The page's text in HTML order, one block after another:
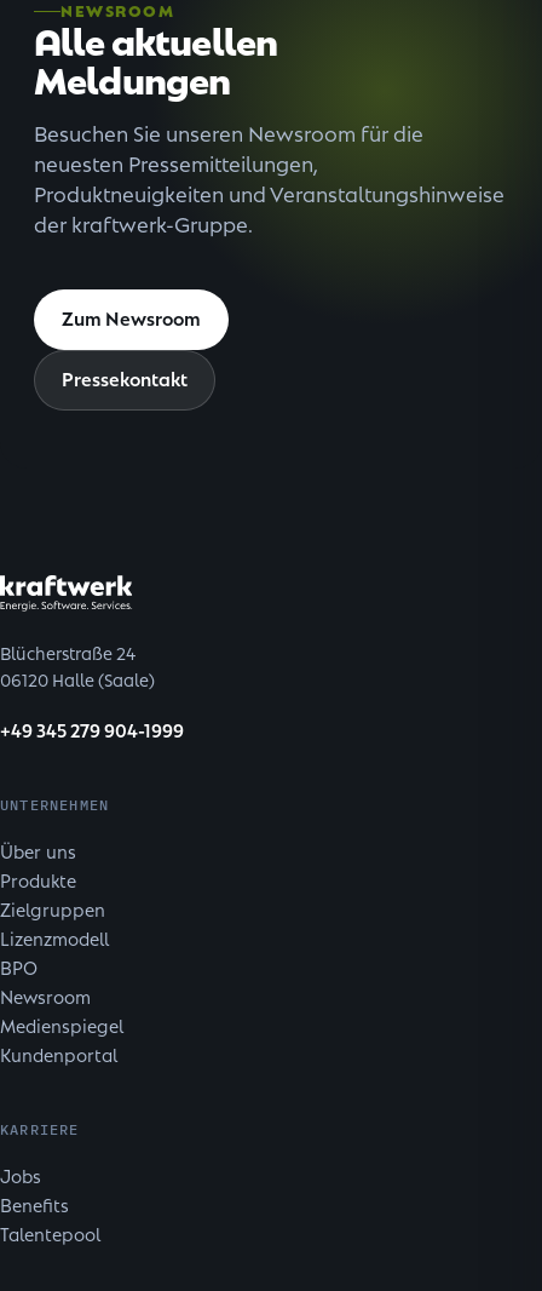
NEWSROOM
Alle aktuellen
Meldungen
Besuchen Sie unseren Newsroom für die
neuesten Pressemitteilungen,
Produktneuigkeiten und Veranstaltungshinweise
der kraftwerk-Gruppe.
Zum Newsroom
Pressekontakt
Blücherstraße 24
06120 Halle (Saale)
+49 345 279 904-1999
UNTERNEHMEN
Über uns
Produkte
Zielgruppen
Lizenzmodell
BPO
Newsroom
Medienspiegel
Kundenportal
KARRIERE
Jobs
Benefits
Talentepool